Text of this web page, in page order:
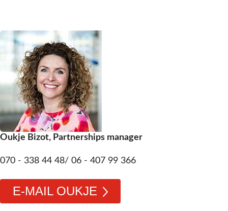
Oukje Bizot, Partnerships manager
070 - 338 44 48/ 06 - 407 99 366
E-MAIL OUKJE